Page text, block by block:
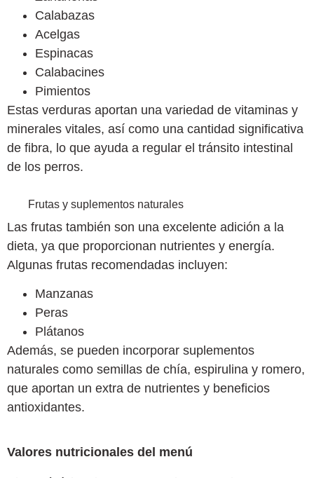
Calabazas
Acelgas
Espinacas
Calabacines
Pimientos
Estas verduras aportan una variedad de vitaminas y
minerales vitales, así como una cantidad significativa
de fibra, lo que ayuda a regular el tránsito intestinal
de los perros.
Frutas y suplementos naturales
Las frutas también son una excelente adición a la
dieta, ya que proporcionan nutrientes y energía.
Algunas frutas recomendadas incluyen:
Manzanas
Peras
Plátanos
Además, se pueden incorporar suplementos
naturales como semillas de chía, espirulina y romero,
que aportan un extra de nutrientes y beneficios
antioxidantes.
Valores nutricionales del menú